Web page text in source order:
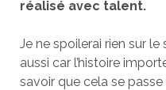
réalisé avec talent.
Je ne spoilerai rien sur
aussi car l’histoire
savoir que cela se